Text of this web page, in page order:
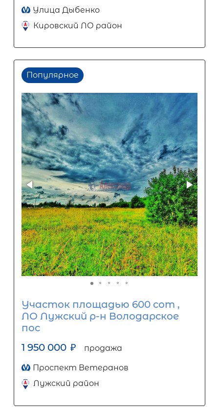
Улица Дыбенко
Кировский ЛО район
Популярное
Участок площадью 600 сот ,
ЛО Лужский р-н Володарское
пос
1 950 000 ₽ продажа
Проспект Ветеранов
Лужский район